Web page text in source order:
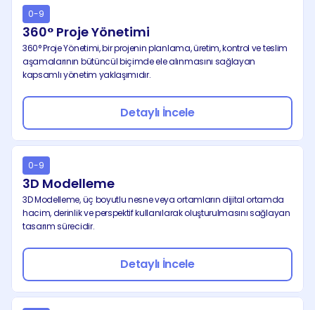
0-9
360° Proje Yönetimi
360° Proje Yönetimi, bir projenin planlama, üretim, kontrol ve teslim
aşamalarının bütüncül biçimde ele alınmasını sağlayan
kapsamlı yönetim yaklaşımıdır.
Detaylı İncele
0-9
3D Modelleme
3D Modelleme, üç boyutlu nesne veya ortamların dijital ortamda
hacim, derinlik ve perspektif kullanılarak oluşturulmasını sağlayan
tasarım sürecidir.
Detaylı İncele